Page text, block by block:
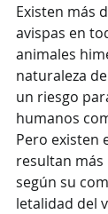
Existen más
avispas en
animales
naturaleza
un riesgo
humanos
Pero existen
resultan
según su
letalidad del